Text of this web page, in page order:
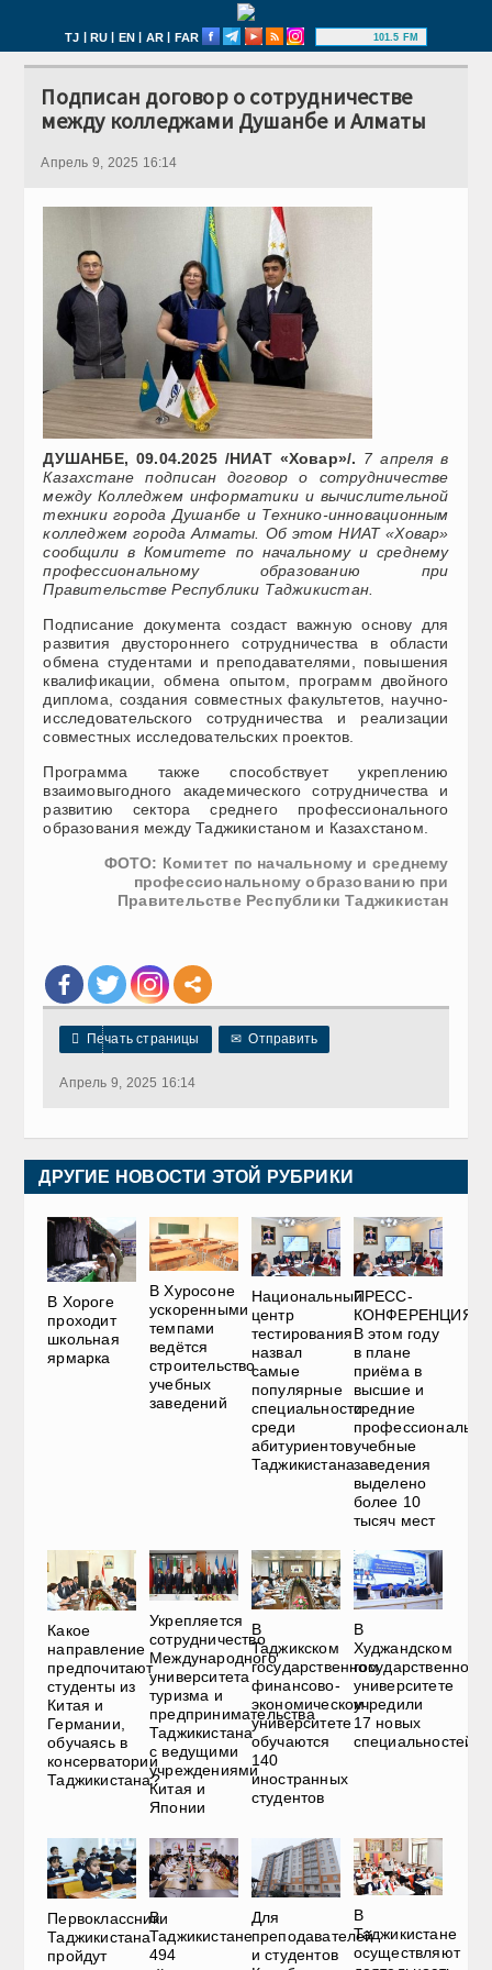
TJ | RU | EN | AR | FAR 101.5 FM
Подписан договор о сотрудничестве
между колледжами Душанбе и Алматы
Апрель 9, 2025 16:14
ДУШАНБЕ, 09.04.2025 /НИАТ «Ховар»/. 7 апреля в
Казахстане подписан договор о сотрудничестве
между Колледжем информатики и вычислительной
техники города Душанбе и Технико-инновационным
колледжем города Алматы. Об этом НИАТ «Ховар»
сообщили в Комитете по начальному и среднему
профессиональному образованию при
Правительстве Республики Таджикистан.
Подписание документа создаст важную основу для
развития двустороннего сотрудничества в области
обмена студентами и преподавателями, повышения
квалификации, обмена опытом, программ двойного
диплома, создания совместных факультетов, научно-
исследовательского сотрудничества и реализации
совместных исследовательских проектов.
Программа также способствует укреплению
взаимовыгодного академического сотрудничества и
развитию сектора среднего профессионального
образования между Таджикистаном и Казахстаном.
ФОТО: Комитет по начальному и среднему
профессиональному образованию при
Правительстве Республики Таджикистан
 Печать страницы ✉ Отправить
Апрель 9, 2025 16:14
ДРУГИЕ НОВОСТИ ЭТОЙ РУБРИКИ
В Хороге
проходит
школьная
ярмарка
В Хуросоне
ускоренными
темпами
ведётся
строительство
учебных
заведений
Национальный
центр
тестирования
назвал
самые
популярные
специальности
среди
абитуриентов
Таджикистана
ПРЕСС-
КОНФЕРЕНЦИЯ.
В этом году
в плане
приёма в
высшие и
средние
учебные
заведения
выделено
более 10
тысяч мест
Какое
направление
предпочитают
студенты из
Китая и
Германии,
обучаясь в
консерватории
Таджикистана?
Укрепляется
сотрудничество
Международного
университета
туризма и
предпринимательства
Таджикистана
с ведущими
учреждениями
Китая и
Японии
В
Таджикском
государственном
финансово-
экономическом
университете
обучаются
140
иностранных
студентов
В
Худжандском
государственном
университете
учредили
17 новых
специальностей
Первоклассники
Таджикистана
пройдут
В
Таджикистане
494
Для
преподавателей
и студентов
В
Таджикистане
осуществляют